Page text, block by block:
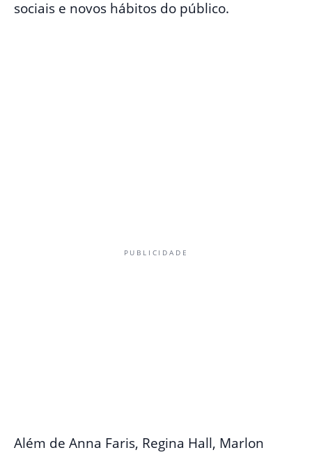
sociais e novos hábitos do público.
PUBLICIDADE
Além de Anna Faris, Regina Hall, Marlon